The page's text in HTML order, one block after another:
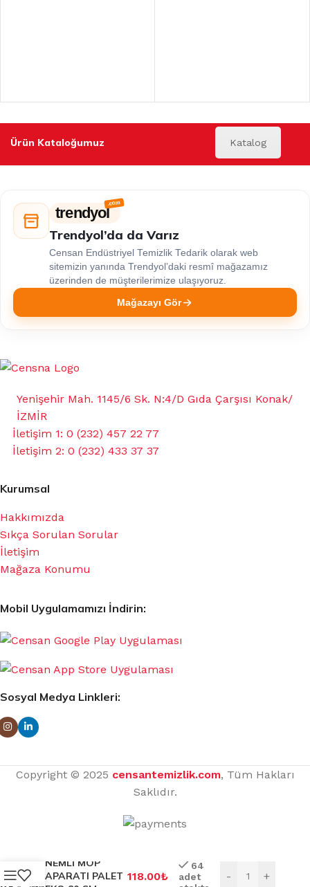
Ürün Kataloğumuz Katalog
trendyol
Trendyol’da da Varız
Censan Endüstriyel Temizlik Tedarik olarak web
sitemizin yanında Trendyol’daki resmî mağazamız
üzerinden de müşterilerimize ulaşıyoruz.
Mağazayı Gör
Yenişehir Mah. 1145/6 Sk. N:4/D Gıda Çarşısı Konak/
İZMİR
İletişim 1: 0 (232) 457 22 77
İletişim 2: 0 (232) 433 37 37
Kurumsal
Hakkımızda
Sıkça Sorulan Sorular
İletişim
Mağaza Konumu
Mobil Uygulamamızı İndirin:
Sosyal Medya Linkleri:
Copyright © 2025 censantemizlik.com, Tüm Hakları
Saklıdır.
NEMLİ MOP
APARATI PALET 118.00₺
64
adet
- +